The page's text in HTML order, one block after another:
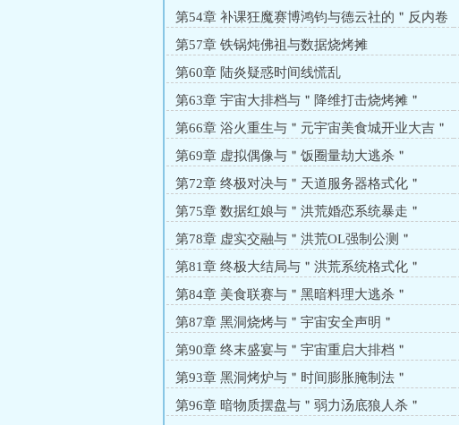
第54章 补课狂魔赛博鸿钧与德云社的＂反内卷
战争＂
第57章 铁锅炖佛祖与数据烧烤摊
第60章 陆炎疑惑时间线慌乱
第63章 宇宙大排档与＂降维打击烧烤摊＂
第66章 浴火重生与＂元宇宙美食城开业大吉＂
第69章 虚拟偶像与＂饭圈量劫大逃杀＂
第72章 终极对决与＂天道服务器格式化＂
第75章 数据红娘与＂洪荒婚恋系统暴走＂
第78章 虚实交融与＂洪荒OL强制公测＂
第81章 终极大结局与＂洪荒系统格式化＂
第84章 美食联赛与＂黑暗料理大逃杀＂
第87章 黑洞烧烤与＂宇宙安全声明＂
第90章 终末盛宴与＂宇宙重启大排档＂
第93章 黑洞烤炉与＂时间膨胀腌制法＂
第96章 暗物质摆盘与＂弱力汤底狼人杀＂